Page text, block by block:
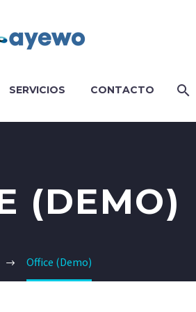
SERVICIOS CONTACTO
(DEMO)
Office (Demo)